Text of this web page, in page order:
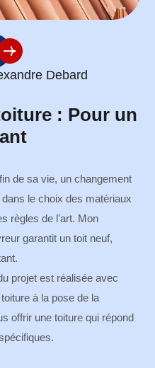
Debard
: Pour un
de sa vie, un changement
le choix des matériaux
règles de l'art. Mon
garantit un toit neuf,
projet est réalisée avec
à la pose de la
offrir une toiture qui répond